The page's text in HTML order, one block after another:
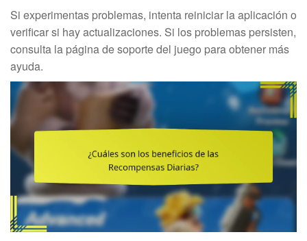
Si experimentas problemas, intenta reiniciar la aplicación o
verificar si hay actualizaciones. Si los problemas persisten,
consulta la página de soporte del juego para obtener más
ayuda.